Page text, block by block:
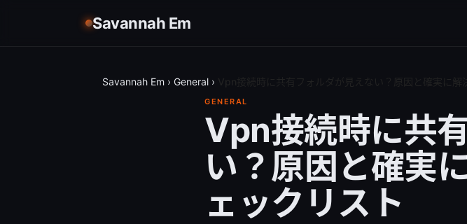
Savannah Em
Savannah Em › General ›
GENERAL
Vpn接続時に共
い？原因と確実
ェックリスト